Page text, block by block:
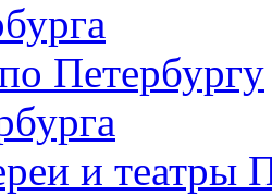
Петербургу
и театры